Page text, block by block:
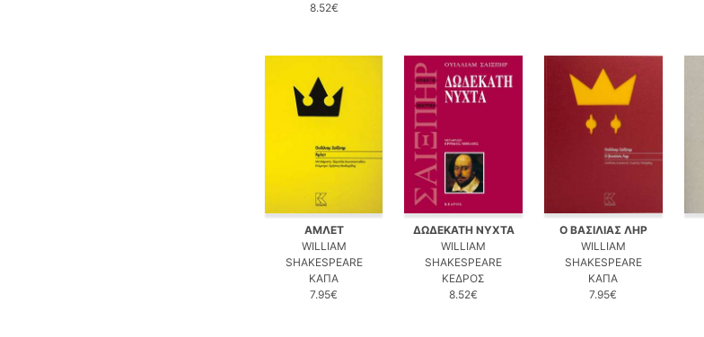
8.52€
ΑΜΛΕΤ
WILLIAM
SHAKESPEARE
ΚΑΠΑ
7.95€
ΔΩΔΕΚΑΤΗ ΝΥΧΤΑ
WILLIAM
SHAKESPEARE
ΚΕΔΡΟΣ
8.52€
Ο ΒΑΣΙΛΙΑΣ ΛΗΡ
WILLIAM
SHAKESPEARE
ΚΑΠΑ
7.95€